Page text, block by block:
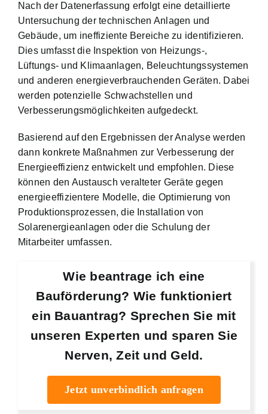
Nach der Datenerfassung erfolgt eine detaillierte
Untersuchung der technischen Anlagen und
Gebäude, um ineffiziente Bereiche zu identifizieren.
Dies umfasst die Inspektion von Heizungs-,
Lüftungs- und Klimaanlagen, Beleuchtungssystemen
und anderen energieverbrauchenden Geräten. Dabei
werden potenzielle Schwachstellen und
Verbesserungsmöglichkeiten aufgedeckt.
Basierend auf den Ergebnissen der Analyse werden
dann konkrete Maßnahmen zur Verbesserung der
Energieeffizienz entwickelt und empfohlen. Diese
können den Austausch veralteter Geräte gegen
energieeffizientere Modelle, die Optimierung von
Produktionsprozessen, die Installation von
Solarenergieanlagen oder die Schulung der
Mitarbeiter umfassen.
Wie beantrage ich eine
Bauförderung? Wie funktioniert
ein Bauantrag? Sprechen Sie mit
unseren Experten und sparen Sie
Nerven, Zeit und Geld.
Jetzt unverbindlich anfragen